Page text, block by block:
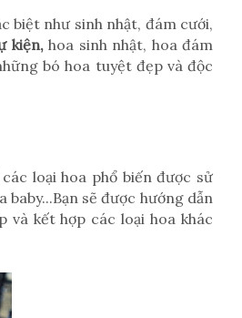
biệt như sinh nhật, đám cưới,
kiện, hoa sinh nhật, hoa đám
bó hoa tuyệt đẹp và độc
loại hoa phổ biến được sử
sẽ được hướng dẫn
và kết hợp các loại hoa khác